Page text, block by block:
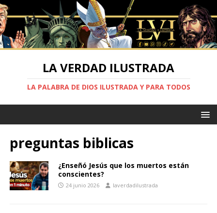
LA VERDAD ILUSTRADA
LA PALABRA DE DIOS ILUSTRADA Y PARA TODOS
preguntas biblicas
¿Enseñó Jesús que los muertos están
conscientes?
24 junio 2026 laverdadilustrada